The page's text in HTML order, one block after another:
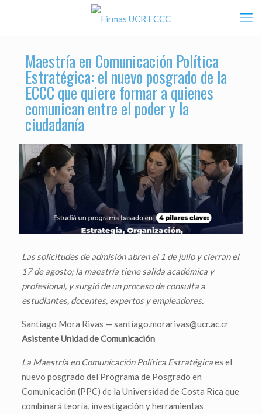
Maestría en Comunicación Política
Estratégica: el nuevo posgrado de la
ECCC que quiere formar a quienes
comunican entre el poder y la
ciudadanía
Las solicitudes de admisión abren el 1 de julio y cierran el
17 de agosto; la maestría tiene salida académica y
profesional, y surgió de un proceso de consulta a
estudiantes, docentes, expertos y empleadores.
Santiago Mora Rivas — santiago.morarivas@ucr.ac.cr
Asistente Unidad de Comunicación
La Maestría en Comunicación Política Estratégicaes el
nuevo posgrado del Programa de Posgrado en
Comunicación (PPC) de la Universidad de Costa Rica que
combinará teoría, investigación y herramientas